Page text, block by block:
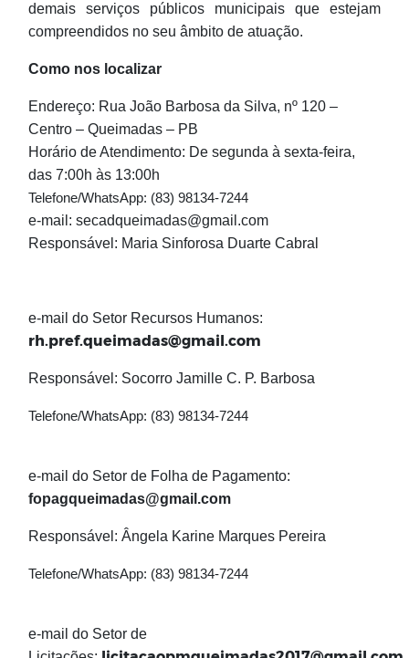
demais serviços públicos municipais que estejam
compreendidos no seu âmbito de atuação.
Como nos localizar
Endereço: Rua João Barbosa da Silva, nº 120 –
Centro – Queimadas – PB
Horário de Atendimento: De segunda à sexta-feira,
das 7:00h às 13:00h
Telefone/WhatsApp: (83) 98134-7244
e-mail: secadqueimadas@gmail.com
Responsável: Maria Sinforosa Duarte Cabral
e-mail do Setor Recursos Humanos:
rh.pref.queimadas@gmail.com
Responsável: Socorro Jamille C. P. Barbosa
Telefone/WhatsApp: (83) 98134-7244
e-mail do Setor de Folha de Pagamento:
fopagqueimadas@gmail.com
Responsável: Ângela Karine Marques Pereira
Telefone/WhatsApp: (83) 98134-7244
e-mail do Setor de